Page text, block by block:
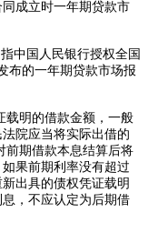
成立时一年期贷款市
中国人民银行授权全国
布的一年期贷款市场报
明的借款金额，一般
院应当将实际出借的
期借款本息结算后将
果前期利率没有超过
出具的债权凭证载明
，不应认定为后期借